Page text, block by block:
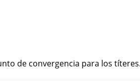
de convergencia para los